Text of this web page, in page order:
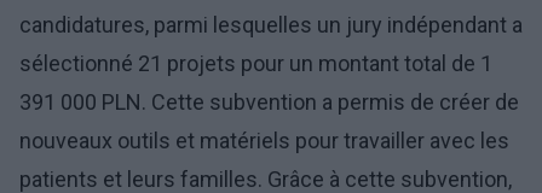
candidatures, parmi lesquelles un jury indépendant a
sélectionné 21 projets pour un montant total de 1
391 000 PLN. Cette subvention a permis de créer de
nouveaux outils et matériels pour travailler avec les
patients et leurs familles. Grâce à cette subvention,